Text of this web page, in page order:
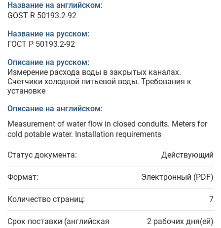
Название на английском:
GOST R 50193.2-92
Название на русском:
ГОСТ Р 50193.2-92
Описание на русском:
Измерение расхода воды в закрытых каналах.
Счетчики холодной питьевой воды. Требования к
установке
Описание на английском:
Measurement of water flow in closed conduits. Meters for
cold potable water. Installation requirements
Статус документа: Действующий
Формат: Электронный (PDF)
Количество страниц: 7
Срок поставки (английская
2 рабочих дня(ей)